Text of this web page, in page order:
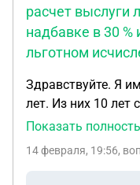
расчет выслуги
надбавке в 30 %
льготном
Здравствуйте. Я
лет. Из них 10 лет
расчет идет год
будет по
Показать
14 февраля, 19:56,